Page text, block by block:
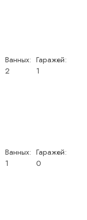
Ванных:
2
Гаражей:
1
Ванных:
1
Гаражей:
0